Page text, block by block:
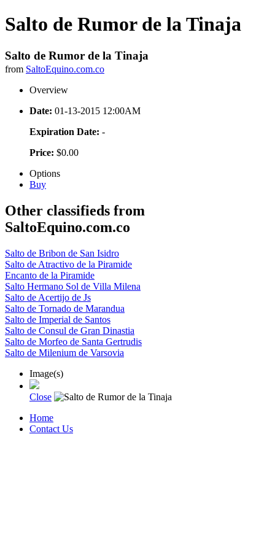
Salto de Rumor de la Tinaja
Salto de Rumor de la Tinaja
from SaltoEquino.com.co
Overview
Date: 01-13-2015 12:00AM
Expiration Date: -
Price: $0.00
Options
Buy
Other classifieds from
SaltoEquino.com.co
Salto de Bribon de San Isidro
Salto de Atractivo de la Piramide
Encanto de la Piramide
Salto Hermano Sol de Villa Milena
Salto de Acertijo de Js
Salto de Tornado de Marandua
Salto de Imperial de Santos
Salto de Consul de Gran Dinastia
Salto de Morfeo de Santa Gertrudis
Salto de Milenium de Varsovia
Image(s)
Close
Home
Contact Us